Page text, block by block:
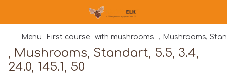
Menu First course with mushrooms , Mushrooms,
, Mushrooms, Standart, 5.5, 3.4,
24.0, 145.1, 50